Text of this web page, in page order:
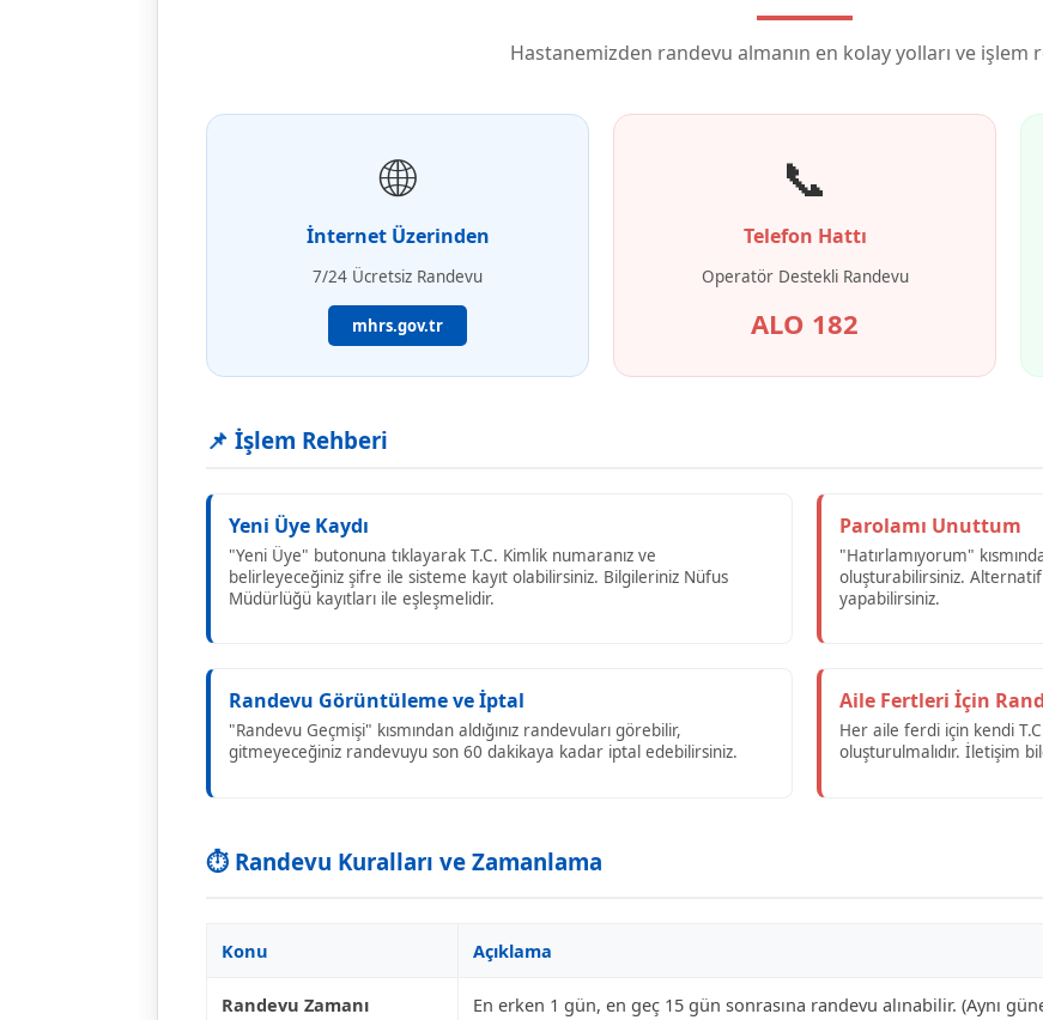
Hastanemizden randevu almanın en kolay yolları ve işlem
🌐
İnternet Üzerinden
7/24 Ücretsiz Randevu
mhrs.gov.tr
📞
Telefon Hattı
Operatör Destekli Randevu
ALO 182
📌 İşlem Rehberi
Yeni Üye Kaydı
"Yeni Üye" butonuna tıklayarak T.C. Kimlik numaranız ve
belirleyeceğiniz şifre ile sisteme kayıt olabilirsiniz. Bilgileriniz Nüfus
Müdürlüğü kayıtları ile eşleşmelidir.
Parolamı Unuttum
"Hatırlamıyorum"
oluşturabilirsiniz.
yapabilirsiniz.
Randevu Görüntüleme ve İptal
"Randevu Geçmişi" kısmından aldığınız randevuları görebilir,
gitmeyeceğiniz randevuyu son 60 dakikaya kadar iptal edebilirsiniz.
Aile Fertleri İçin
Her aile ferdi için kendi
oluşturulmalıdır. İletişim
⏱️ Randevu Kuralları ve Zamanlama
Konu Açıklama
Randevu Zamanı En erken 1 gün, en geç 15 gün sonrasına randevu alınabilir. (Aynı